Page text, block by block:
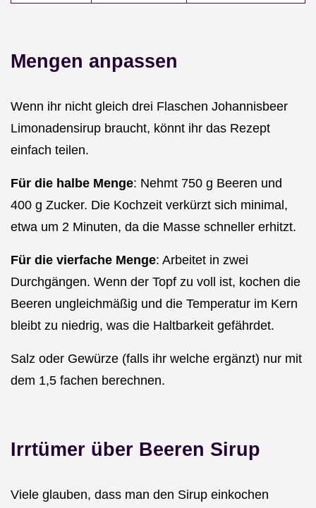
Mengen anpassen
Wenn ihr nicht gleich drei Flaschen Johannisbeer
Limonadensirup braucht, könnt ihr das Rezept
einfach teilen.
Für die halbe Menge: Nehmt 750 g Beeren und
400 g Zucker. Die Kochzeit verkürzt sich minimal,
etwa um 2 Minuten, da die Masse schneller erhitzt.
Für die vierfache Menge: Arbeitet in zwei
Durchgängen. Wenn der Topf zu voll ist, kochen die
Beeren ungleichmäßig und die Temperatur im Kern
bleibt zu niedrig, was die Haltbarkeit gefährdet.
Salz oder Gewürze (falls ihr welche ergänzt) nur mit
dem 1,5 fachen berechnen.
Irrtümer über Beeren Sirup
Viele glauben, dass man den Sirup einkochen